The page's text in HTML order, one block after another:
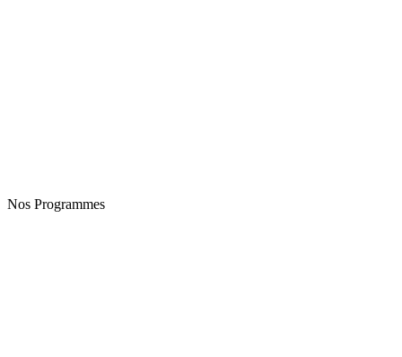
Nos Programmes